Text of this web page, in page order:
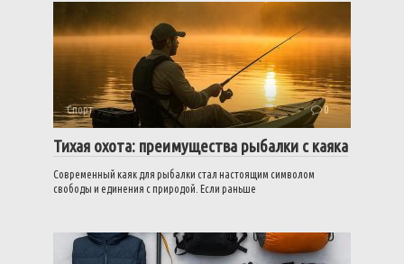
Спорт 0
Тихая охота: преимущества рыбалки с каяка
Современный каяк для рыбалки стал настоящим символом
свободы и единения с природой. Если раньше